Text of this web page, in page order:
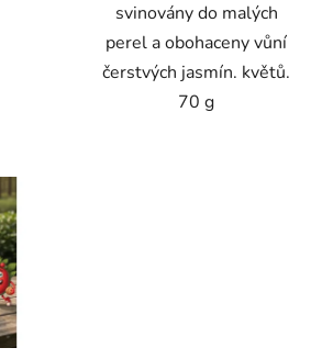
svinovány do malých
perel a obohaceny vůní
čerstvých jasmín. květů.
70 g